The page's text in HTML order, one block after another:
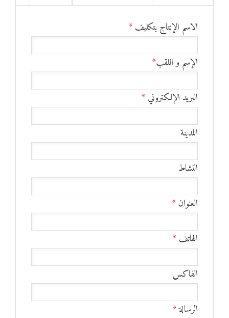
الاسم الإنتاج بتكليف*
الإسم و اللقب*
البريد الإلكتروني*
المدينة
النشاط
العنوان*
الهاتف*
الفاكس
الرسالة*